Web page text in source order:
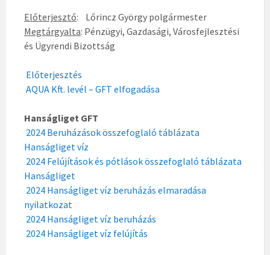
Előterjesztő: Lőrincz György polgármester
Megtárgyalta: Pénzügyi, Gazdasági, Városfejlesztési
és Ügyrendi Bizottság
Előterjesztés
AQUA Kft. levél – GFT elfogadása
Hanságliget GFT
2024 Beruházások összefoglaló táblázata
Hanságliget víz
2024 Felújítások és pótlások összefoglaló táblázata
Hanságliget
2024 Hanságliget víz beruházás elmaradása
nyilatkozat
2024 Hanságliget víz beruházás
2024 Hanságliget víz felújítás